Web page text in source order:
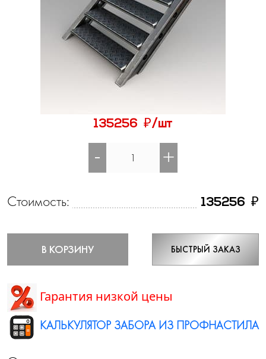
135256 ₽/шт
- +
Стоимость: 135256 ₽
В КОРЗИНУ БЫСТРЫЙ ЗАКАЗ
Гарантия низкой цены
КАЛЬКУЛЯТОР ЗАБОРА ИЗ ПРОФНАСТИЛА